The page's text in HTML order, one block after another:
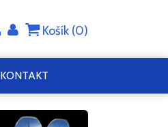
Košík (0)
KONTAKT